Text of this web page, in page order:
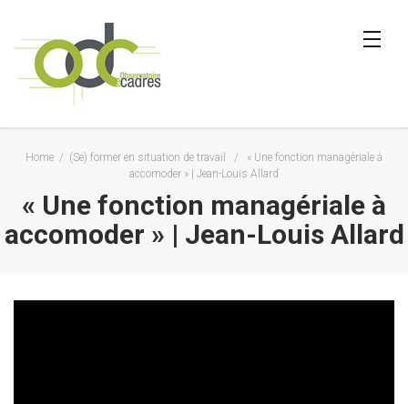
Home / (Se) former en situation de travail /
« Une fonction managériale à
accomoder » | Jean-Louis Allard
« Une fonction managériale à
accomoder » | Jean-Louis Allard